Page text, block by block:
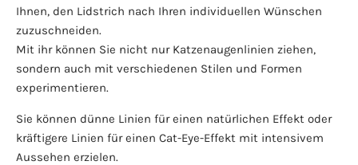
Ihnen, den Lidstrich nach Ihren individuellen Wünschen
zuzuschneiden.
Mit ihr können Sie nicht nur Katzenaugenlinien ziehen,
sondern auch mit verschiedenen Stilen und Formen
experimentieren.
Sie können dünne Linien für einen natürlichen Effekt oder
kräftigere Linien für einen Cat-Eye-Effekt mit intensivem
Aussehen erzielen.